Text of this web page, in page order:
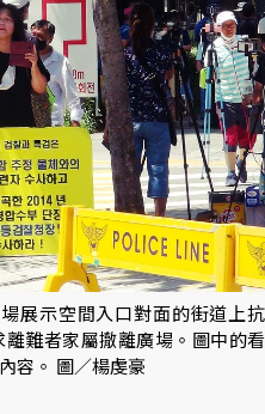
展示空間入口對面的街道上抗
難者家屬撤離廣場。圖中的看
容。 圖／楊虔豪